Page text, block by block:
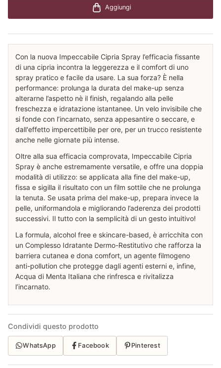
Aggiungi
Con la nuova Impeccabile Cipria Spray l’efficacia fissante
di una cipria incontra la leggerezza e il comfort di uno
spray pratico e facile da usare. La sua forza? È nella
performance: prolunga la durata del make-up senza
alterarne l’aspetto nè il finish, regalando alla pelle
freschezza e idratazione istantanee. Un velo invisibile che
si fonde con l’incarnato, senza appesantire o seccare, e
dall'effetto impercettibile per ore, per un trucco resistente
anche nelle giornate più intense.
Oltre alla sua efficacia comprovata, Impeccabile Cipria
Spray è anche estremamente versatile, e offre una doppia
modalità di utilizzo: se applicata alla fine del make-up,
fissa e sigilla il risultato con un film sottile che ne prolunga
la tenuta. Se usata prima del make-up, prepara invece la
pelle, uniformandola e migliorando l’aderenza dei prodotti
successivi. Il tutto con la semplicità di un gesto intuitivo!
La formula, alcohol free e skincare-based, è arricchita con
un Complesso Idratante Dermo-Restitutivo che rafforza la
barriera cutanea e dona comfort, un agente filmogeno
anti-pollution che protegge dagli agenti esterni e, infine,
Acqua di Menta Italiana che rinfresca e rivitalizza
l’incarnato.
Condividi questo prodotto
WhatsApp Facebook Pinterest